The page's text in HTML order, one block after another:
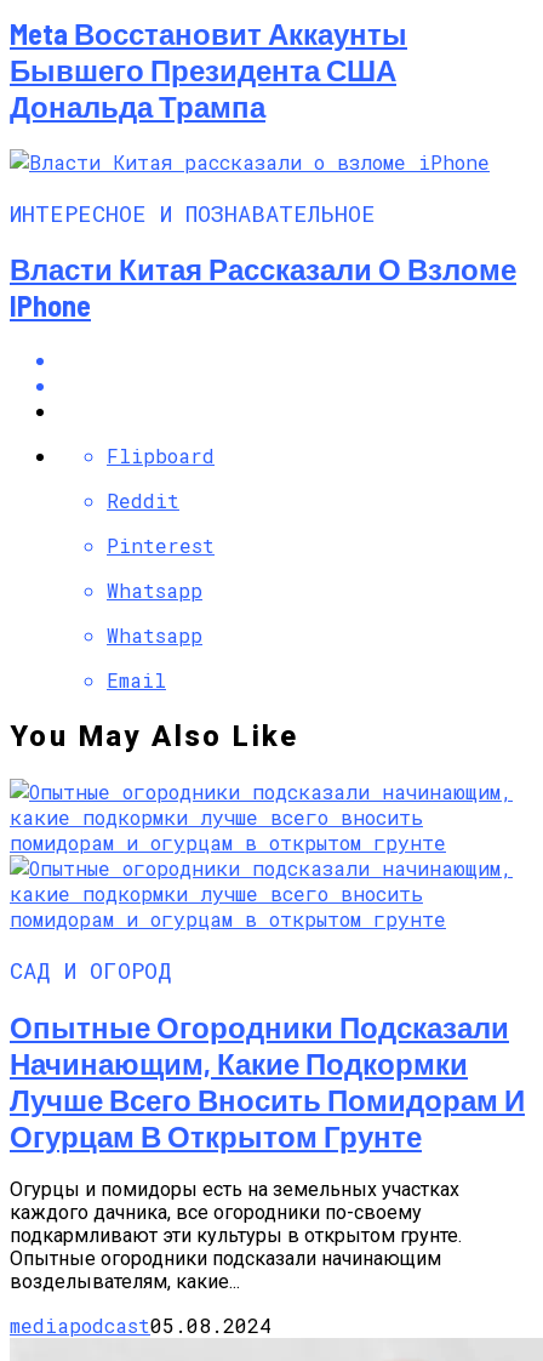
Meta Восстановит Аккаунты
Бывшего Президента США
Дональда Трампа
ИНТЕРЕСНОЕ И ПОЗНАВАТЕЛЬНОЕ
Власти Китая Рассказали О Взломе
IPhone
Flipboard
Reddit
Pinterest
Whatsapp
Whatsapp
Email
You May Also Like
САД И ОГОРОД
Опытные Огородники Подсказали
Начинающим, Какие Подкормки
Лучше Всего Вносить Помидорам И
Огурцам В Открытом Грунте
Огурцы и помидоры есть на земельных участках
каждого дачника, все огородники по-своему
подкармливают эти культуры в открытом грунте.
Опытные огородники подсказали начинающим
возделывателям, какие...
mediapodcast05.08.2024